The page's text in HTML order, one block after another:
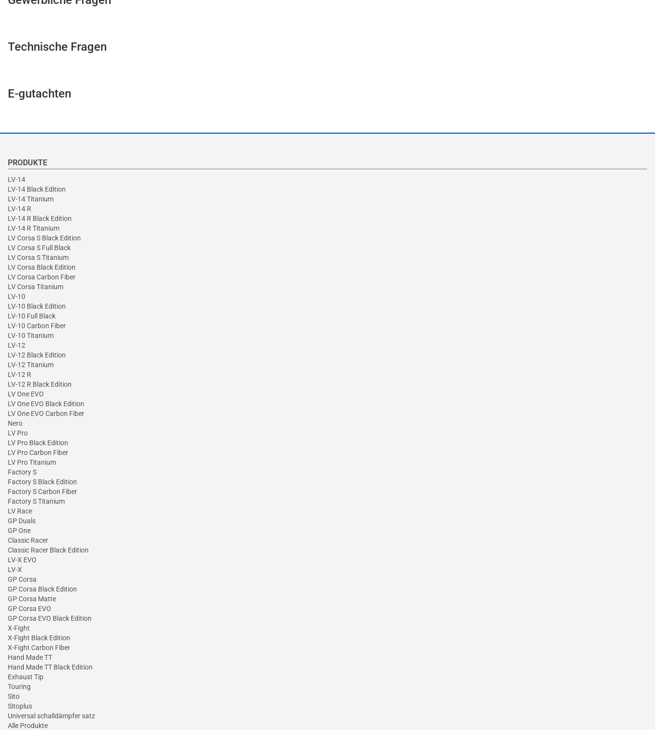
Technische Fragen
E-gutachten
PRODUKTE
LV-14
LV-14 Black Edition
LV-14 Titanium
LV-14 R
LV-14 R Black Edition
LV-14 R Titanium
LV Corsa S Black Edition
LV Corsa S Full Black
LV Corsa S Titanium
LV Corsa Black Edition
LV Corsa Carbon Fiber
LV Corsa Titanium
LV-10
LV-10 Black Edition
LV-10 Full Black
LV-10 Carbon Fiber
LV-10 Titanium
LV-12
LV-12 Black Edition
LV-12 Titanium
LV-12 R
LV-12 R Black Edition
LV One EVO
LV One EVO Black Edition
LV One EVO Carbon Fiber
Nero
LV Pro
LV Pro Black Edition
LV Pro Carbon Fiber
LV Pro Titanium
Factory S
Factory S Black Edition
Factory S Carbon Fiber
Factory S Titanium
LV Race
GP Duals
GP One
Classic Racer
Classic Racer Black Edition
LV-X EVO
LV-X
GP Corsa
GP Corsa Black Edition
GP Corsa Matte
GP Corsa EVO
GP Corsa EVO Black Edition
X-Fight
X-Fight Black Edition
X-Fight Carbon Fiber
Hand Made TT
Hand Made TT Black Edition
Exhaust Tip
Touring
Sito
Sitoplus
Universal schalldämpfer satz
Alle Produkte